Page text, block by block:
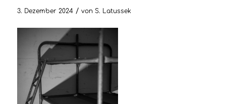
3. Dezember 2024 / von S. Latussek